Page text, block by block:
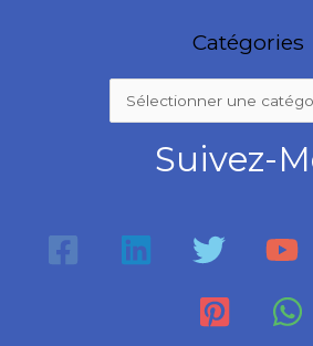
Catégories
Suivez-